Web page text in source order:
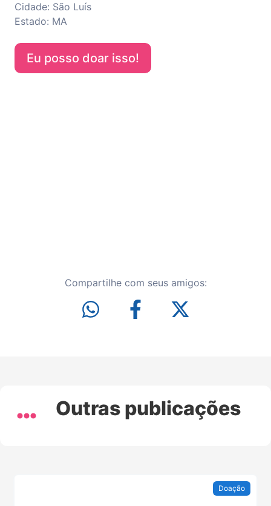
Cidade: São Luís
Estado: MA
Eu posso doar isso!
Compartilhe com seus amigos:
Outras publicações
Doação